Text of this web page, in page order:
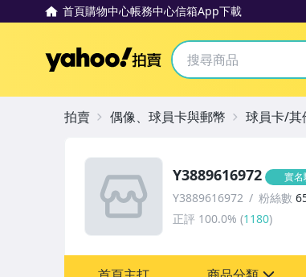
首頁購物中心帳務中心信箱App下載
Yahoo拍賣
Y3889616972 實名
Y3889616972 粉絲數
正評 100.0% (1180)
拍賣 偶像、球員卡與郵幣 球員卡/其